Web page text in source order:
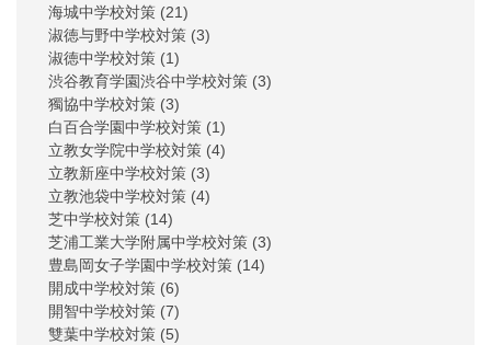
海城中学校対策 (21)
淑徳与野中学校対策 (3)
淑徳中学校対策 (1)
渋谷教育学園渋谷中学校対策 (3)
獨協中学校対策 (3)
白百合学園中学校対策 (1)
立教女学院中学校対策 (4)
立教新座中学校対策 (3)
立教池袋中学校対策 (4)
芝中学校対策 (14)
芝浦工業大学附属中学校対策 (3)
豊島岡女子学園中学校対策 (14)
開成中学校対策 (6)
開智中学校対策 (7)
雙葉中学校対策 (5)